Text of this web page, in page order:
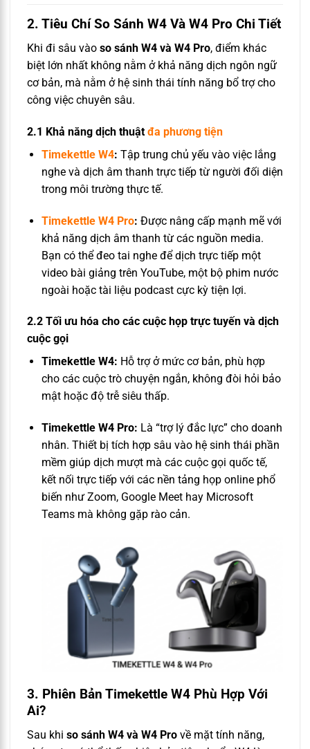
2. Tiêu Chí So Sánh W4 Và W4 Pro Chi Tiết
Khi đi sâu vào so sánh W4 và W4 Pro, điểm khác
biệt lớn nhất không nằm ở khả năng dịch ngôn ngữ
cơ bản, mà nằm ở hệ sinh thái tính năng bổ trợ cho
công việc chuyên sâu.
2.1 Khả năng dịch thuật đa phương tiện
Timekettle W4: Tập trung chủ yếu vào việc lắng
nghe và dịch âm thanh trực tiếp từ người đối diện
trong môi trường thực tế.
Timekettle W4 Pro: Được nâng cấp mạnh mẽ với
khả năng dịch âm thanh từ các nguồn media.
Bạn có thể đeo tai nghe để dịch trực tiếp một
video bài giảng trên YouTube, một bộ phim nước
ngoài hoặc tài liệu podcast cực kỳ tiện lợi.
2.2 Tối ưu hóa cho các cuộc họp trực tuyến và dịch
cuộc gọi
Timekettle W4: Hỗ trợ ở mức cơ bản, phù hợp
cho các cuộc trò chuyện ngắn, không đòi hỏi bảo
mật hoặc độ trễ siêu thấp.
Timekettle W4 Pro: Là “trợ lý đắc lực” cho doanh
nhân. Thiết bị tích hợp sâu vào hệ sinh thái phần
mềm giúp dịch mượt mà các cuộc gọi quốc tế,
kết nối trực tiếp với các nền tảng họp online phổ
biến như Zoom, Google Meet hay Microsoft
Teams mà không gặp rào cản.
3. Phiên Bản Timekettle W4 Phù Hợp Với
Ai?
Sau khi so sánh W4 và W4 Pro về mặt tính năng,